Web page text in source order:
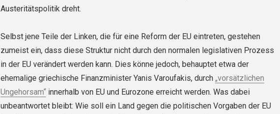
Austeritätspolitik dreht.
Selbst jene Teile der Linken, die für eine Reform der EU eintreten, gestehen
zumeist ein, dass diese Struktur nicht durch den normalen legislativen Prozess
in der EU verändert werden kann. Dies könne jedoch, behauptet etwa der
ehemalige griechische Finanzminister Yanis Varoufakis, durch „vorsätzlichen
Ungehorsam“innerhalb von EU und Eurozone erreicht werden. Was dabei
unbeantwortet bleibt: Wie soll ein Land gegen die politischen Vorgaben der EU